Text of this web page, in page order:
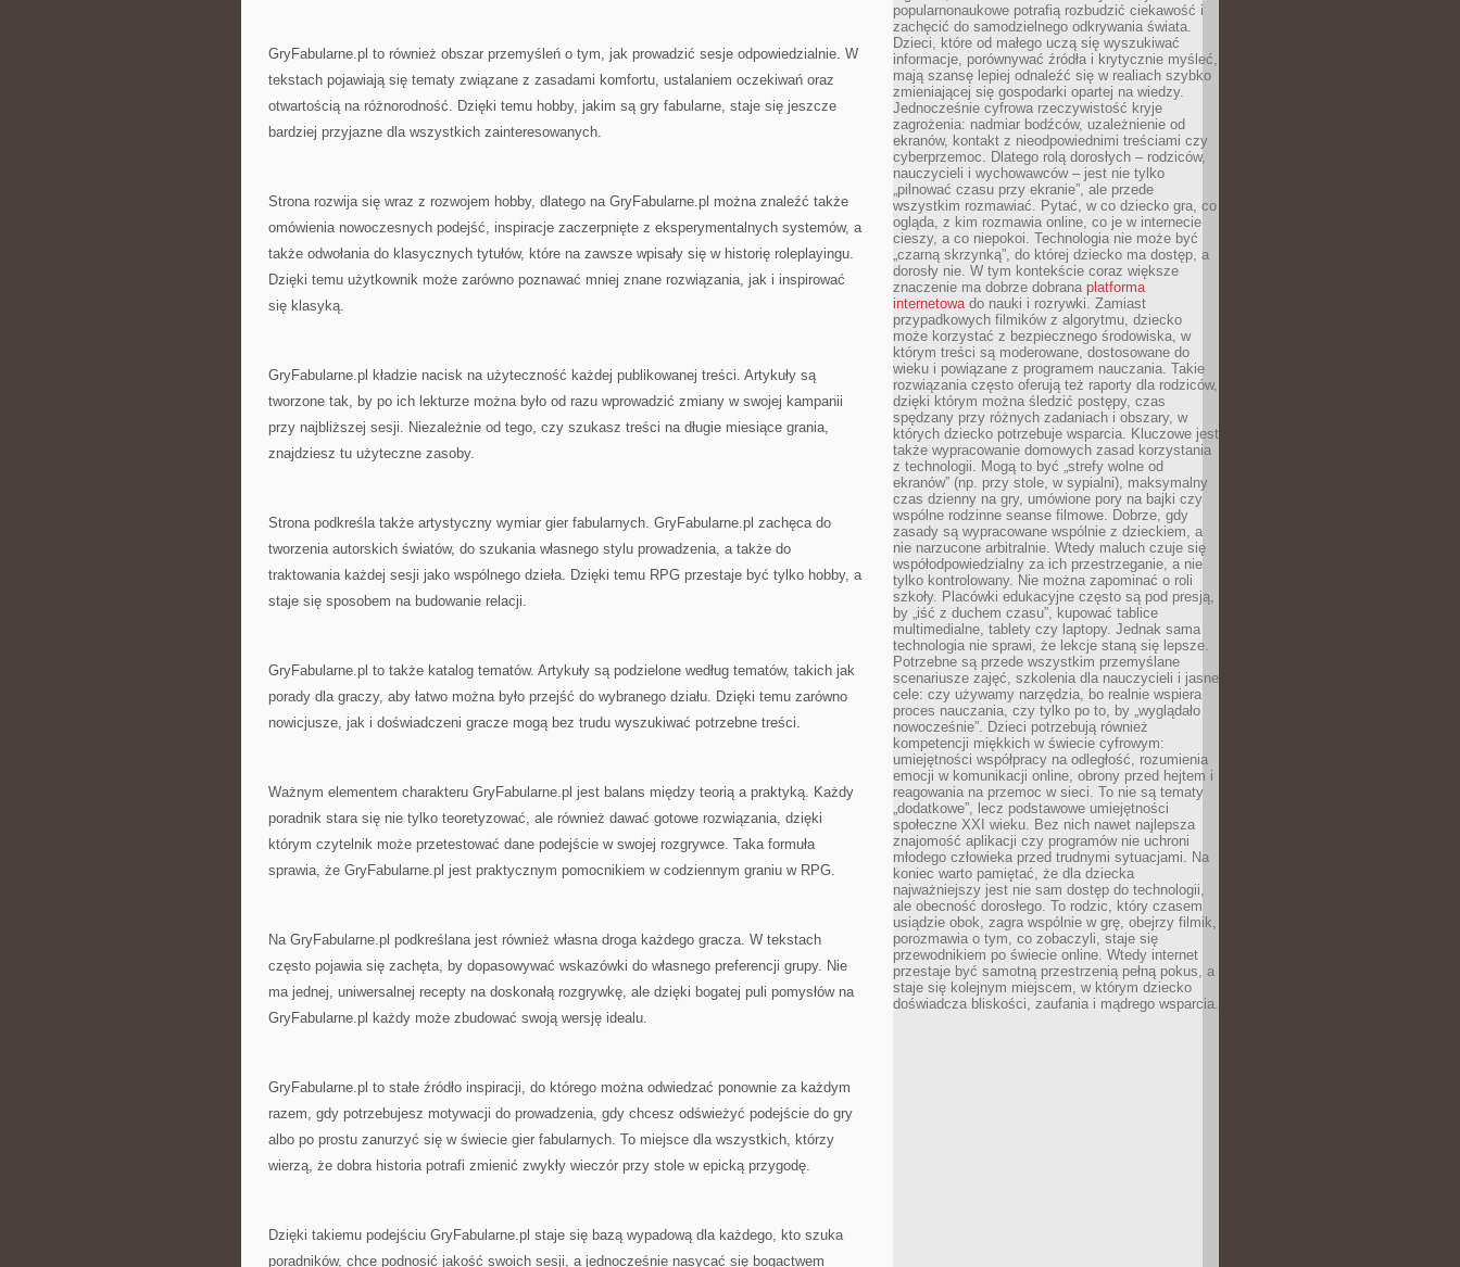
GryFabularne.pl to również obszar przemyśleń o tym, jak prowadzić sesje odpowiedzialnie. W
tekstach pojawiają się tematy związane z zasadami komfortu, ustalaniem oczekiwań oraz
otwartością na różnorodność. Dzięki temu hobby, jakim są gry fabularne, staje się jeszcze
bardziej przyjazne dla wszystkich zainteresowanych.
Strona rozwija się wraz z rozwojem hobby, dlatego na GryFabularne.pl można znaleźć także
omówienia nowoczesnych podejść, inspiracje zaczerpnięte z eksperymentalnych systemów, a
także odwołania do klasycznych tytułów, które na zawsze wpisały się w historię roleplayingu.
Dzięki temu użytkownik może zarówno poznawać mniej znane rozwiązania, jak i inspirować
się klasyką.
GryFabularne.pl kładzie nacisk na użyteczność każdej publikowanej treści. Artykuły są
tworzone tak, by po ich lekturze można było od razu wprowadzić zmiany w swojej kampanii
przy najbliższej sesji. Niezależnie od tego, czy szukasz treści na długie miesiące grania,
znajdziesz tu użyteczne zasoby.
Strona podkreśla także artystyczny wymiar gier fabularnych. GryFabularne.pl zachęca do
tworzenia autorskich światów, do szukania własnego stylu prowadzenia, a także do
traktowania każdej sesji jako wspólnego dzieła. Dzięki temu RPG przestaje być tylko hobby, a
staje się sposobem na budowanie relacji.
GryFabularne.pl to także katalog tematów. Artykuły są podzielone według tematów, takich jak
porady dla graczy, aby łatwo można było przejść do wybranego działu. Dzięki temu zarówno
nowicjusze, jak i doświadczeni gracze mogą bez trudu wyszukiwać potrzebne treści.
Ważnym elementem charakteru GryFabularne.pl jest balans między teorią a praktyką. Każdy
poradnik stara się nie tylko teoretyzować, ale również dawać gotowe rozwiązania, dzięki
którym czytelnik może przetestować dane podejście w swojej rozgrywce. Taka formuła
sprawia, że GryFabularne.pl jest praktycznym pomocnikiem w codziennym graniu w RPG.
Na GryFabularne.pl podkreślana jest również własna droga każdego gracza. W tekstach
często pojawia się zachęta, by dopasowywać wskazówki do własnego preferencji grupy. Nie
ma jednej, uniwersalnej recepty na doskonałą rozgrywkę, ale dzięki bogatej puli pomysłów na
GryFabularne.pl każdy może zbudować swoją wersję idealu.
GryFabularne.pl to stałe źródło inspiracji, do którego można odwiedzać ponownie za każdym
razem, gdy potrzebujesz motywacji do prowadzenia, gdy chcesz odświeżyć podejście do gry
albo po prostu zanurzyć się w świecie gier fabularnych. To miejsce dla wszystkich, którzy
wierzą, że dobra historia potrafi zmienić zwykły wieczór przy stole w epicką przygodę.
Dzięki takiemu podejściu GryFabularne.pl staje się bazą wypadową dla każdego, kto szuka
poradników, chce podnosić jakość swoich sesji, a jednocześnie nasycać się bogactwem
popularnonaukowe potrafią rozbudzić ciekawość i
zachęcić do samodzielnego odkrywania świata.
Dzieci, które od małego uczą się wyszukiwać
informacje, porównywać źródła i krytycznie myśleć,
mają szansę lepiej odnaleźć się w realiach szybko
zmieniającej się gospodarki opartej na wiedzy.
Jednocześnie cyfrowa rzeczywistość kryje
zagrożenia: nadmiar bodźców, uzależnienie od
ekranów, kontakt z nieodpowiednimi treściami czy
cyberprzemoc. Dlatego rolą dorosłych – rodziców,
nauczycieli i wychowawców – jest nie tylko
„pilnować czasu przy ekranie”, ale przede
wszystkim rozmawiać. Pytać, w co dziecko gra, co
ogląda, z kim rozmawia online, co je w internecie
cieszy, a co niepokoi. Technologia nie może być
„czarną skrzynką”, do której dziecko ma dostęp, a
dorosły nie. W tym kontekście coraz większe
znaczenie ma dobrze dobrana platforma
internetowado nauki i rozrywki. Zamiast
przypadkowych filmików z algorytmu, dziecko
może korzystać z bezpiecznego środowiska, w
którym treści są moderowane, dostosowane do
wieku i powiązane z programem nauczania. Takie
rozwiązania często oferują też raporty dla rodziców,
dzięki którym można śledzić postępy, czas
spędzany przy różnych zadaniach i obszary, w
których dziecko potrzebuje wsparcia. Kluczowe jest
także wypracowanie domowych zasad korzystania
z technologii. Mogą to być „strefy wolne od
ekranów” (np. przy stole, w sypialni), maksymalny
czas dzienny na gry, umówione pory na bajki czy
wspólne rodzinne seanse filmowe. Dobrze, gdy
zasady są wypracowane wspólnie z dzieckiem, a
nie narzucone arbitralnie. Wtedy maluch czuje się
współodpowiedzialny za ich przestrzeganie, a nie
tylko kontrolowany. Nie można zapominać o roli
szkoły. Placówki edukacyjne często są pod presją,
by „iść z duchem czasu”, kupować tablice
multimedialne, tablety czy laptopy. Jednak sama
technologia nie sprawi, że lekcje staną się lepsze.
Potrzebne są przede wszystkim przemyślane
scenariusze zajęć, szkolenia dla nauczycieli i jasne
cele: czy używamy narzędzia, bo realnie wspiera
proces nauczania, czy tylko po to, by „wyglądało
nowocześnie”. Dzieci potrzebują również
kompetencji miękkich w świecie cyfrowym:
umiejętności współpracy na odległość, rozumienia
emocji w komunikacji online, obrony przed hejtem i
reagowania na przemoc w sieci. To nie są tematy
„dodatkowe”, lecz podstawowe umiejętności
społeczne XXI wieku. Bez nich nawet najlepsza
znajomość aplikacji czy programów nie uchroni
młodego człowieka przed trudnymi sytuacjami. Na
koniec warto pamiętać, że dla dziecka
najważniejszy jest nie sam dostęp do technologii,
ale obecność dorosłego. To rodzic, który czasem
usiądzie obok, zagra wspólnie w grę, obejrzy filmik,
porozmawia o tym, co zobaczyli, staje się
przewodnikiem po świecie online. Wtedy internet
przestaje być samotną przestrzenią pełną pokus, a
staje się kolejnym miejscem, w którym dziecko
doświadcza bliskości, zaufania i mądrego wsparcia.